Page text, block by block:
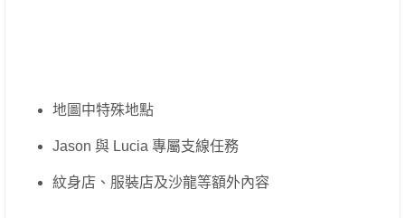
地圖中特殊地點
Jason 與 Lucia 專屬支線任務
紋身店、服裝店及沙龍等額外內容